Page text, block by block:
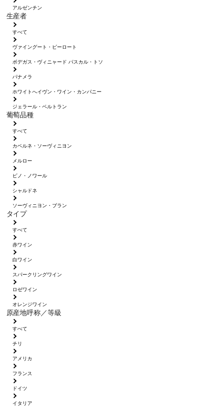
アルゼンチン
生産者
すべて
ヴァイングート・ピーロート
ボデガス・ヴィニャード パスカル・トソ
パナメラ
ホワイトへイヴン・ワイン・カンパニー
ジェラール・ベルトラン
葡萄品種
すべて
カベルネ・ソーヴィニヨン
メルロー
ピノ・ノワール
シャルドネ
ソーヴィニヨン・ブラン
タイプ
すべて
赤ワイン
白ワイン
スパークリングワイン
ロゼワイン
オレンジワイン
原産地呼称／等級
すべて
チリ
アメリカ
フランス
ドイツ
イタリア